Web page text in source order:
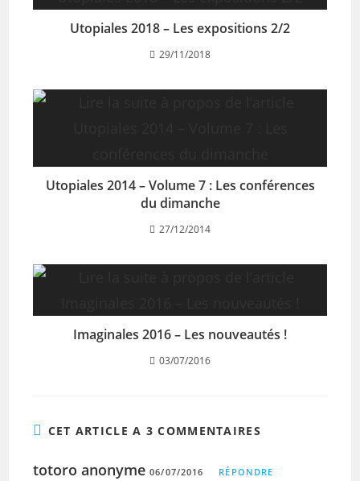
Utopiales 2018 – Les expositions 2/2
29/11/2018
Utopiales 2014 – Volume 7 : Les conférences
du dimanche
27/12/2014
Imaginales 2016 – Les nouveautés !
03/07/2016
CET ARTICLE A 3 COMMENTAIRES
totoro anonyme 06/07/2016 RÉPONDRE